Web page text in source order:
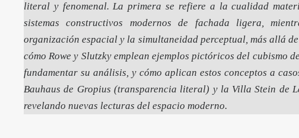
literal y fenomenal. La primera se refiere a la cualidad
sistemas constructivos modernos de fachada ligera,
organización espacial y la simultaneidad perceptual, más allá
cómo Rowe y Slutzky emplean ejemplos pictóricos del cubismo
fundamentar su análisis, y cómo aplican estos conceptos a
Bauhaus de Gropius (transparencia literal) y la Villa Stein de
revelando nuevas lecturas del espacio moderno.